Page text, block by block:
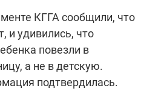
КГГА сообщили, что
и удивились, что
повезли в
а не в детскую.
подтвердилась.